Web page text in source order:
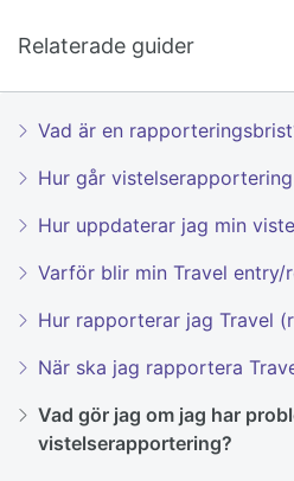
Relaterade guider
Vad är en
Hur går
Hur uppdaterar jag min
Varför blir min Travel entry/
Hur rapporterar jag Travel
När ska jag rapportera
Vad gör jag om jag har
vistelserapportering?